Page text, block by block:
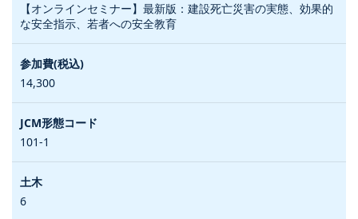
【オンラインセミナー】最新版：建設死亡災害の実態、効果的
な安全指示、若者への安全教育
14,300
101-1
6